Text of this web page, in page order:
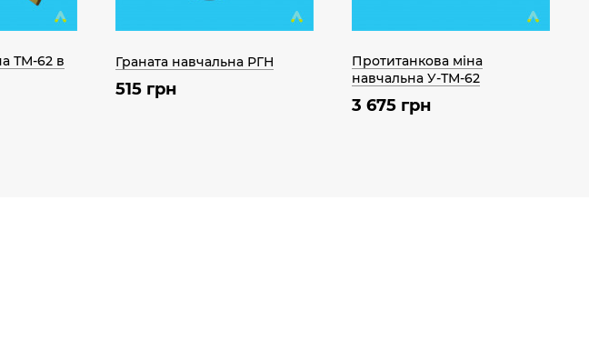
ТМ-62 в
Граната навчальна РГН
515 грн
Протитанкова міна
навчальна У-ТМ-62
3 675 грн